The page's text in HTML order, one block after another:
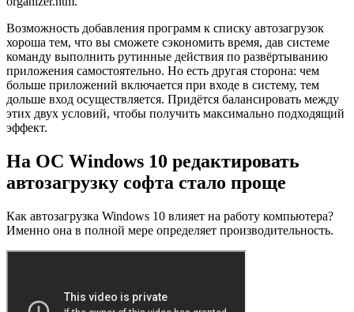
Возможность добавления программ к списку автозагрузок
хороша тем, что вы сможете сэкономить время, дав системе
команду выполнить рутинные действия по развёртыванию
приложения самостоятельно. Но есть другая сторона: чем
больше приложений включается при входе в систему, тем
дольше вход осуществляется. Придётся балансировать между
этих двух условий, чтобы получить максимально подходящий
эффект.
На ОС Windows 10 редактировать
автозагрузку софта стало проще
Как автозагрузка Windows 10 влияет на работу компьютера?
Именно она в полной мере определяет производительность.